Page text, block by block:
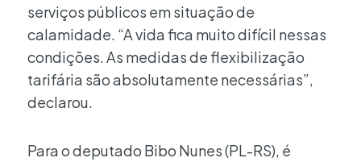
serviços públicos em situação de
calamidade. “A vida fica muito difícil nessas
condições. As medidas de flexibilização
tarifária são absolutamente necessárias”,
declarou.
Para o deputado Bibo Nunes (PL-RS), é